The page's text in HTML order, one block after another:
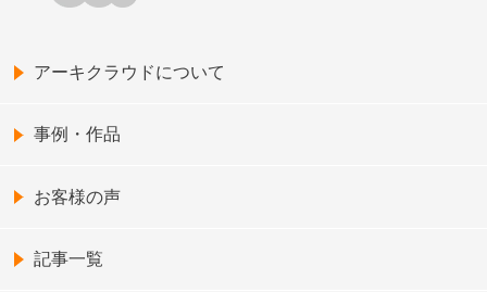
アーキクラウドについて
事例・作品
お客様の声
記事一覧